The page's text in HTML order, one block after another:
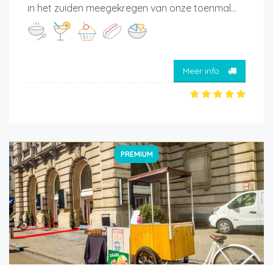
in het zuiden meegekregen van onze toenmal...
Meer info
PREMIUM